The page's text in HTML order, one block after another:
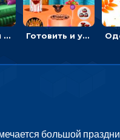
День Семьи Ледяной принцессы: убираться в доме и ухаживать за малышами - для девочек Готовить и украшать десерт на Хэллоуин - для девочек
большой